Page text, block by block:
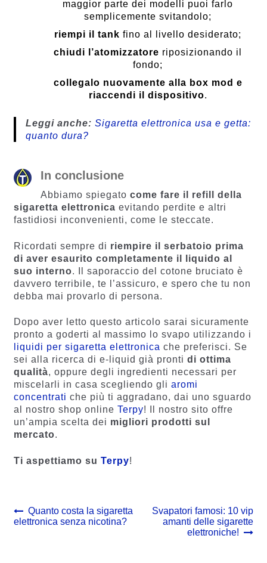
maggior parte dei modelli puoi farlo
semplicemente svitandolo;
riempi il tank fino al livello desiderato;
chiudi l’atomizzatore riposizionando il
fondo;
collegalo nuovamente alla box mod e
riaccendi il dispositivo.
Leggi anche: Sigaretta elettronica usa e getta:
quanto dura?
In conclusione
Abbiamo spiegato come fare il refill della
sigaretta elettronica evitando perdite e altri
fastidiosi inconvenienti, come le steccate.
Ricordati sempre di riempire il serbatoio prima
di aver esaurito completamente il liquido al
suo interno. Il saporaccio del cotone bruciato è
davvero terribile, te l’assicuro, e spero che tu non
debba mai provarlo di persona.
Dopo aver letto questo articolo sarai sicuramente
pronto a goderti al massimo lo svapo utilizzando i
liquidi per sigaretta elettronica che preferisci. Se
sei alla ricerca di e-liquid già pronti di ottima
qualità, oppure degli ingredienti necessari per
miscelarli in casa scegliendo gli aromi
concentrati che più ti aggradano, dai uno sguardo
al nostro shop online Terpy! Il nostro sito offre
un’ampia scelta dei migliori prodotti sul
mercato.
Ti aspettiamo su Terpy!
Navigazione
articoli
Previous
post:
Quanto costa la sigaretta
elettronica senza nicotina?
Next
post:
Svapatori famosi: 10 vip
amanti delle sigarette
elettroniche!